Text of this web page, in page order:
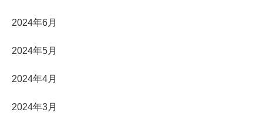
2024年6月
2024年5月
2024年4月
2024年3月